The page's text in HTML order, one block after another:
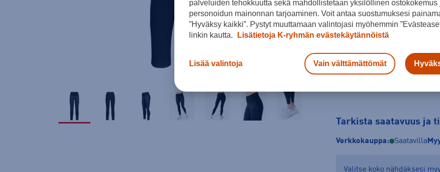
XS S M
Kokotaulukko
Tarkista saatavuus ja
Verkkokauppa: Saatavilla
Valitse koko nähdäksesi
palveluiden tehokkuutta sekä mahdollistetaan yksilöllinen ostokokemus
personoidun mainonnan tarjoaminen. Voit antaa suostumuksesi
”Hyväksy kaikki”. Pystyt muuttamaan valintojasi myöhemmin
linkin kautta.
Lisätietoja K-ryhmän evästekäytännöistä
Lisää valintoja Vain välttämättömät